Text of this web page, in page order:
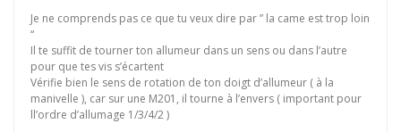
Je ne comprends pas ce que tu veux dire par ” la came est trop loin
“
Il te suffit de tourner ton allumeur dans un sens ou dans l’autre
pour que tes vis s’écartent
Vérifie bien le sens de rotation de ton doigt d’allumeur ( à la
manivelle ), car sur une M201, il tourne à l’envers ( important pour
ll’ordre d’allumage 1/3/4/2 )